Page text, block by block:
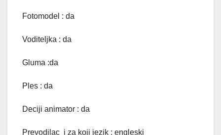
Fotomodel : da
Voditeljka : da
Gluma :da
Ples : da
Deciji animator : da
Prevodilac i za koji jezik : engleski